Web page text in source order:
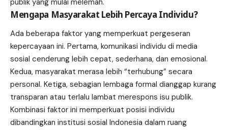
Mengapa Masyarakat Lebih Percaya Individu?
Ada beberapa faktor yang memperkuat pergeseran
kepercayaan ini. Pertama, komunikasi individu di media
sosial cenderung lebih cepat, sederhana, dan emosional.
Kedua, masyarakat merasa lebih “terhubung” secara
personal. Ketiga, sebagian lembaga formal dianggap kurang
transparan atau terlalu lambat merespons isu publik.
Kombinasi faktor ini memperkuat posisi individu
dibandingkan institusi sosial Indonesia dalam ruang